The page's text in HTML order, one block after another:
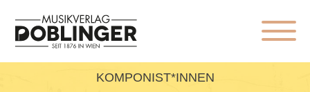
KOMPONIST*INNEN